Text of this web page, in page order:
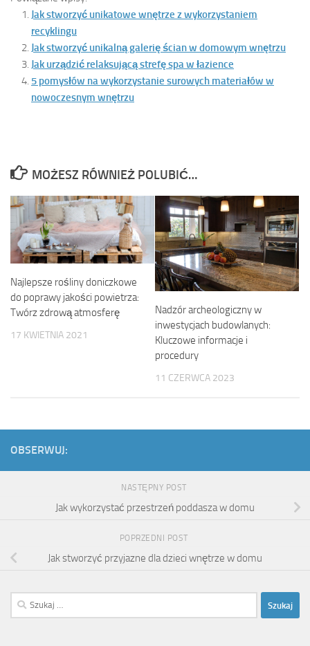
Jak stworzyć unikatowe wnętrze z wykorzystaniem
recyklingu
Jak stworzyć unikalną galerię ścian w domowym wnętrzu
Jak urządzić relaksującą strefę spa w łazience
5 pomysłów na wykorzystanie surowych materiałów w
nowoczesnym wnętrzu
MOŻESZ RÓWNIEŻ POLUBIĆ…
Najlepsze rośliny doniczkowe
do poprawy jakości powietrza:
Twórz zdrową atmosferę
17 KWIETNIA 2021
Nadzór archeologiczny w
inwestycjach budowlanych:
Kluczowe informacje i
procedury
11 CZERWCA 2023
OBSERWUJ:
NASTĘPNY POST
Jak wykorzystać przestrzeń poddasza w domu
POPRZEDNI POST
Jak stworzyć przyjazne dla dzieci wnętrze w domu
Szukaj: